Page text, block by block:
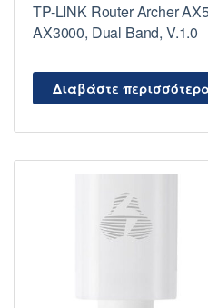
TP-LINK Router Archer
AX3000, Dual Band, V.1.0
Διαβάστε